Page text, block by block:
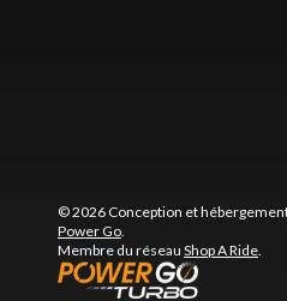
© 2026 Conception et
Power Go.
Membre du réseau Shop A Ride.